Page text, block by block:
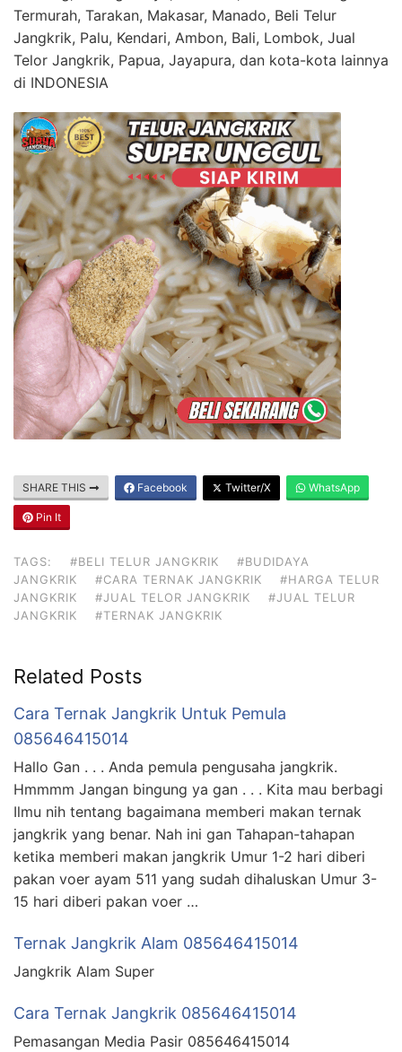
Termurah, Tarakan, Makasar, Manado, Beli Telur
Jangkrik, Palu, Kendari, Ambon, Bali, Lombok, Jual
Telor Jangkrik, Papua, Jayapura, dan kota-kota lainnya
di INDONESIA
SHARE THIS Facebook Twitter/X WhatsApp
Pin It
TAGS: #BELI TELUR JANGKRIK
#BUDIDAYA
JANGKRIK
#CARA TERNAK JANGKRIK
#HARGA TELUR
JANGKRIK
#JUAL TELOR JANGKRIK
#JUAL TELUR
JANGKRIK
#TERNAK JANGKRIK
Related Posts
Cara Ternak Jangkrik Untuk Pemula
085646415014
Hallo Gan . . . Anda pemula pengusaha jangkrik.
Hmmmm Jangan bingung ya gan . . . Kita mau berbagi
Ilmu nih tentang bagaimana memberi makan ternak
jangkrik yang benar. Nah ini gan Tahapan-tahapan
ketika memberi makan jangkrik Umur 1-2 hari diberi
pakan voer ayam 511 yang sudah dihaluskan Umur 3-
15 hari diberi pakan voer …
Ternak Jangkrik Alam 085646415014
Jangkrik Alam Super
Cara Ternak Jangkrik 085646415014
Pemasangan Media Pasir 085646415014